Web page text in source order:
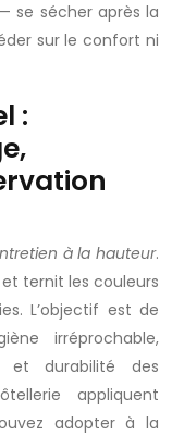
se sécher après la
sur le confort ni
:
à la hauteur.
ternit les couleurs
L’objectif est de
irréprochable,
et durabilité des
appliquent
adopter à la